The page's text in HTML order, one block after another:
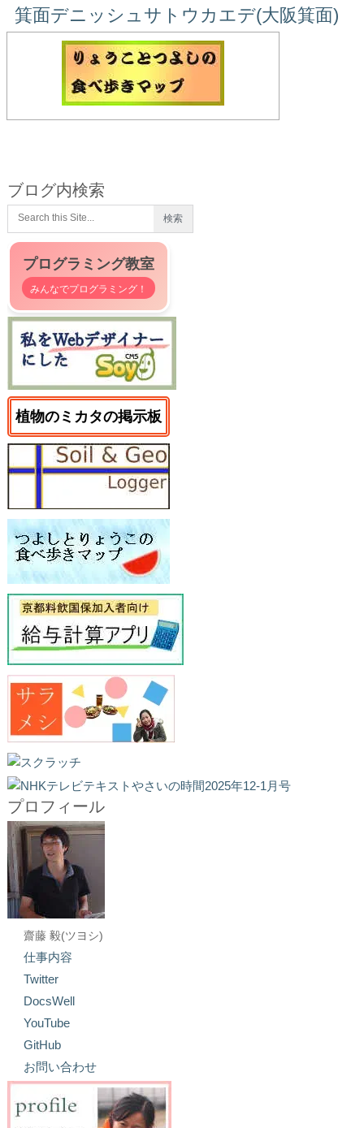
箕面デニッシュサトウカエデ(大阪箕面)
ブログ内検索
プログラミング教室
みんなでプログラミング！
植物のミカタの掲示板
プロフィール
齋藤 毅(ツヨシ)
仕事内容
Twitter
DocsWell
YouTube
GitHub
お問い合わせ